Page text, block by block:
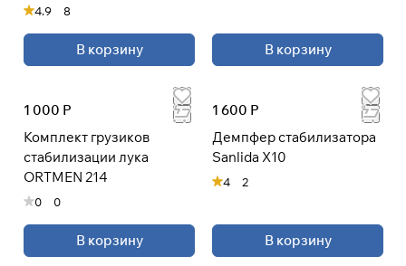
4.9 8
В корзину В корзину
1 000 Р
Комплект грузиков
стабилизации лука
ORTMEN 214
0 0
В корзину
1 600 Р
Демпфер стабилизатора
Sanlida X10
4 2
В корзину
об оплате Плайтом
недели
Остались вопросы?
8 800 302-02-51
plait.ru